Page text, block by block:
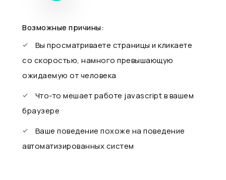
Возможные причины:
Вы просматриваете страницы и кликаете
со скоростью, намного превышающую
ожидаемую от человека
Что-то мешает работе javascript в вашем
браузере
Ваше поведение похоже на поведение
автоматизированных систем